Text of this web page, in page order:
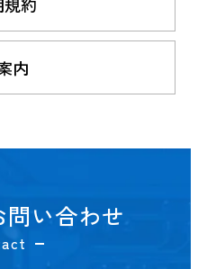
規約
内
い合わせ